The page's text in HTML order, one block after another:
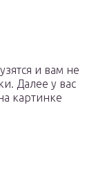
и вам не
Далее у вас
картинке